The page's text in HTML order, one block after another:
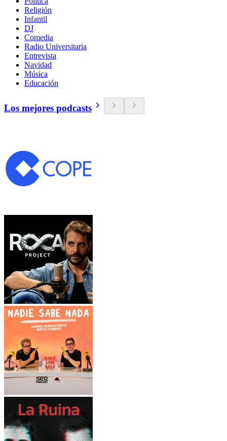
Religión
Infantil
DJ
Comedia
Radio Universitaria
Entrevista
Navidad
Música
Educación
Los mejores podcasts